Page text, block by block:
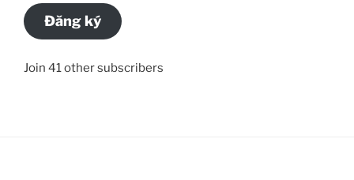
Đăng ký
Join 41 other subscribers